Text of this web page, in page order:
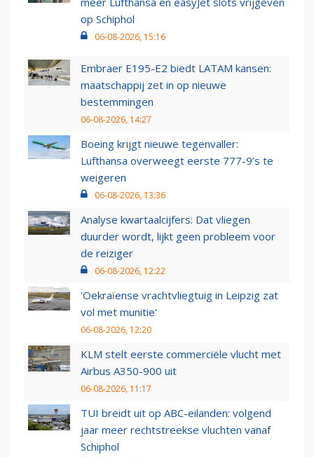
op Schiphol
06-08-2026, 15:16
Embraer E195-E2 biedt LATAM kansen:
maatschappij zet in op nieuwe
bestemmingen
06-08-2026, 14:27
Boeing krijgt nieuwe tegenvaller:
Lufthansa overweegt eerste 777-9’s te
weigeren
06-08-2026, 13:36
Analyse kwartaalcijfers: Dat vliegen
duurder wordt, lijkt geen probleem voor
de reiziger
06-08-2026, 12:22
'Oekraïense vrachtvliegtuig in Leipzig zat
vol met munitie'
06-08-2026, 12:20
KLM stelt eerste commerciële vlucht met
Airbus A350-900 uit
06-08-2026, 11:17
TUI breidt uit op ABC-eilanden: volgend
jaar meer rechtstreekse vluchten vanaf
Schiphol